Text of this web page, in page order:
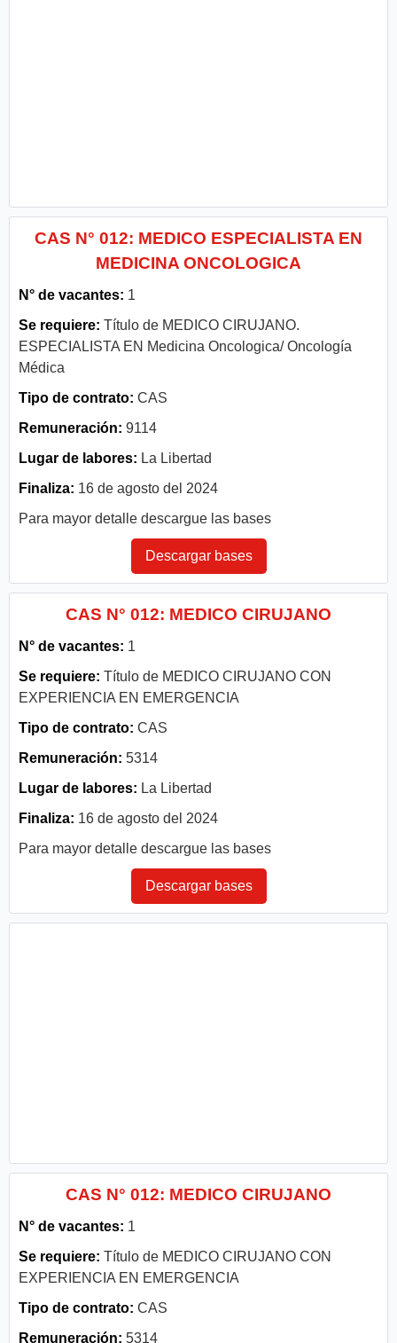
CAS N° 012: MEDICO ESPECIALISTA EN
MEDICINA ONCOLOGICA
N° de vacantes: 1
Se requiere: Título de MEDICO CIRUJANO.
ESPECIALISTA EN Medicina Oncologica/ Oncología
Médica
Tipo de contrato: CAS
Remuneración: 9114
Lugar de labores: La Libertad
Finaliza: 16 de agosto del 2024
Para mayor detalle descargue las bases
Descargar bases
CAS N° 012: MEDICO CIRUJANO
N° de vacantes: 1
Se requiere: Título de MEDICO CIRUJANO CON
EXPERIENCIA EN EMERGENCIA
Tipo de contrato: CAS
Remuneración: 5314
Lugar de labores: La Libertad
Finaliza: 16 de agosto del 2024
Para mayor detalle descargue las bases
Descargar bases
CAS N° 012: MEDICO CIRUJANO
N° de vacantes: 1
Se requiere: Título de MEDICO CIRUJANO CON
EXPERIENCIA EN EMERGENCIA
Tipo de contrato: CAS
Remuneración: 5314